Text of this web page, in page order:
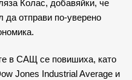
Колас, добавяйки, че
да отправи по-уверено
в САЩ се повишиха, като
Jones Industrial Average и